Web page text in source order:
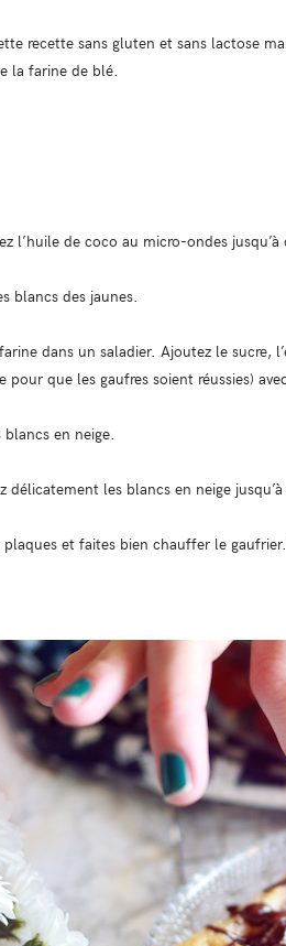
recette sans gluten et sans lactose
la farine de blé.
l’huile de coco au micro-ondes
blancs des jaunes.
dans un saladier. Ajoutez le sucre,
pour que les gaufres soient réussies)
en neige.
délicatement les blancs en neige
plaques et faites bien chauffer le